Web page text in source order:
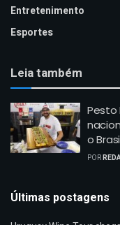
Entretenimento
Esportes
Leia também
Pesto
o
POR
Últimas postagens